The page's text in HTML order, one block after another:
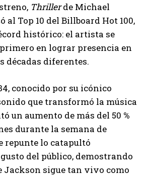
Thrillerde Michael
al Top 10 del Billboard Hot 100,
histórico: el artista se
en lograr presencia en
décadas diferentes.
conocido por su icónico
que transformó la música
un aumento de más del 50 %
durante la semana de
repunte lo catapultó
del público, demostrando
Jackson sigue tan vivo como